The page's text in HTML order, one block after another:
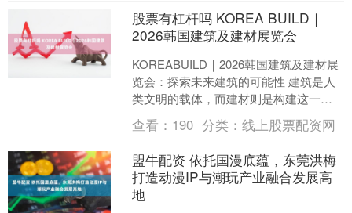
股票有杠杆吗 KOREA BUILD｜
2026韩国建筑及建材展览会
KOREABUILD｜2026韩国建筑及建材展
览会：探索未来建筑的可能性 建筑是人
类文明的载体，而建材则是构建这一载
体的基石。随着全球建筑行业的不断发
展，新材料....
查看： 190 分类：线上股票配资网
盟牛配资 依托国漫底蕴，东莞洪梅
打造动漫IP与潮玩产业融合发展高
地